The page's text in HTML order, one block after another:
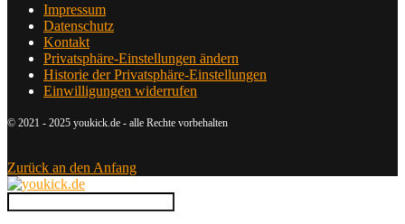
Impressum
Datenschutz
Kontakt
Privatsphäre-Einstellungen ändern
Historie der Privatsphäre-Einstellungen
Einwilligungen widerrufen
© 2021 - 2025 youkick.de - alle Rechte vorbehalten
Zurück an den Anfang